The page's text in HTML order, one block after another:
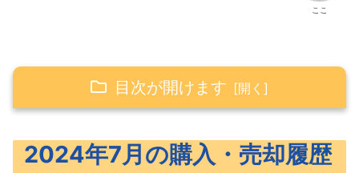
ここ
目次が開けます
2024年7月の積立投資（投資信託）
2024年7月の購入・売却履歴